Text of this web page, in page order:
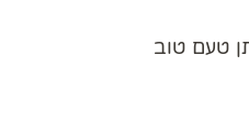
טעם טוב